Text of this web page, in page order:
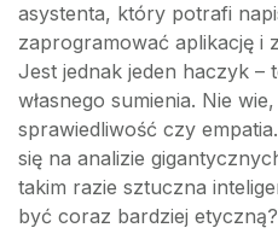
asystenta, który potrafi
zaprogramować aplikację i
Jest jednak jeden haczyk –
własnego sumienia. Nie
sprawiedliwość czy
się na analizie
takim razie sztuczna
być coraz bardziej etyczną?